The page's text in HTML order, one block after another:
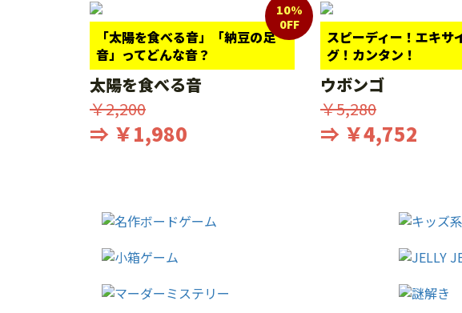
「太陽を食べる音」「納豆の足
音」ってどんな音？
10%
0FF
太陽を食べる音
￥2,200
⇒ ￥1,980
スピーディー！エキサ
グ！カンタン！
ウボンゴ
￥5,280
⇒ ￥4,752